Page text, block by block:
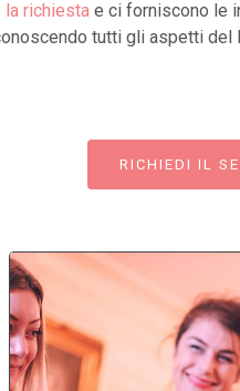
la richiesta e ci forniscono le
tutti gli aspetti
RICHIEDI IL